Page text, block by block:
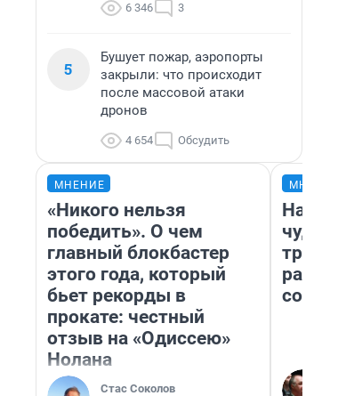
6 346 3
5
Бушует пожар, аэропорты
закрыли: что происходит
после массовой атаки
дронов
4 654 Обсудить
МНЕНИЕ
«Никого нельзя
победить». О чем
главный блокбастер
этого года, который
бьет рекорды в
прокате: честный
отзыв на «Одиссею»
Нолана
Стас Соколов